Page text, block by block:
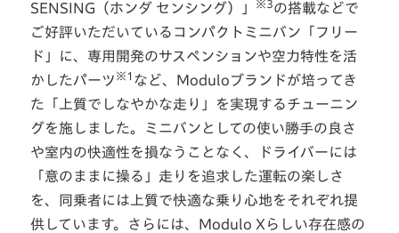
SENSING（ホンダ センシング）」
※3の搭載などで
ご好評いただいているコンパクトミニバン「フリー
ド」に、専用開発のサスペンションや空力特性を活
かしたパーツ ※1 など、Moduloブランドが培ってき
た「上質でしなやかな走り」を実現するチューニン
グを施しました。ミニバンとしての使い勝手の良さ
や室内の快適性を損なうことなく、ドライバーには
「意のままに操る」走りを追求した運転の楽しさ
を、同乗者には上質で快適な乗り心地をそれぞれ提
供しています。さらには、Modulo Xらしい存在感の